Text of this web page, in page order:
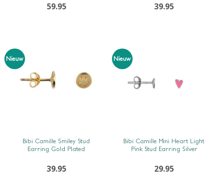
59.95 39.95
Nieuw
SNEL BEKIJKEN
Bibi Camille Smiley Stud
Earring Gold Plated
39.95
Nieuw
SNEL BEKIJKEN
Bibi Camille Mini Heart Light
Pink Stud Earring Silver
29.95